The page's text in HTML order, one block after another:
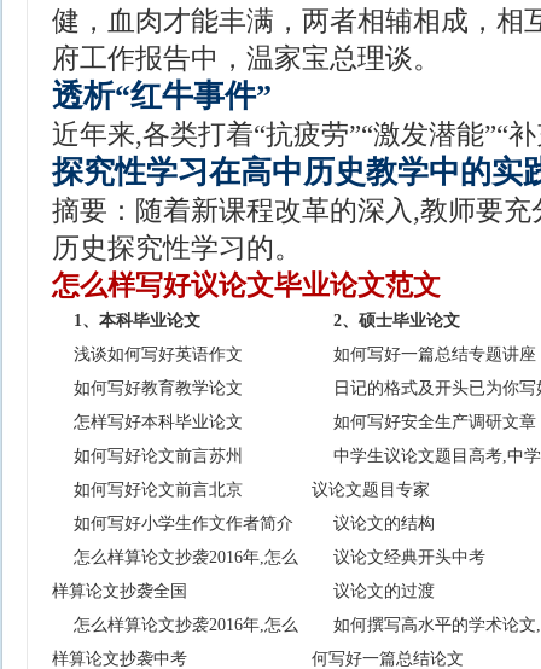
健，血肉才能丰满，两者相辅相成，相
府工作报告中，温家宝总理谈。
透析“红牛事件”
近年来,各类打着“抗疲劳”“激发潜能”“
探究性学习在高中历史教学中的实
摘要：随着新课程改革的深入,教师要
历史探究性学习的。
怎么样写好议论文毕业论文范文
1、本科毕业论文
浅谈如何写好英语作文
如何写好教育教学论文
怎样写好本科毕业论文
如何写好论文前言苏州
如何写好论文前言北京
如何写好小学生作文作者简介
怎么样算论文抄袭2016年,怎么
样算论文抄袭全国
怎么样算论文抄袭2016年,怎么
样算论文抄袭中考
2、硕士毕业论文
如何写好一篇总结专题讲座
日记的格式及开头已为你写
如何写好安全生产调研文章
中学生议论文题目高考,中
议论文题目专家
议论文的结构
议论文经典开头中考
议论文的过渡
如何撰写高水平的学术论文
何写好一篇总结论文